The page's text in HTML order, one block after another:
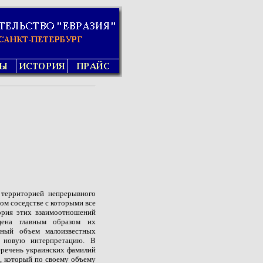
непрерывного
соседстве с которыми все
этих взаимоотношений
главным образом их
объем малоизвестных
интерпретацию. В
украинских фамилий
который по своему объему